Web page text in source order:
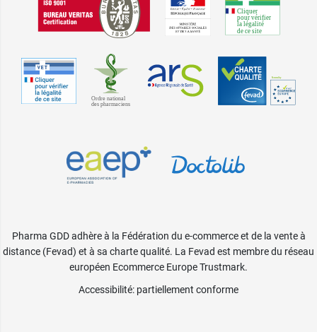
Pharma GDD adhère à la Fédération du e-commerce et de la vente à
distance (Fevad) et à sa charte qualité. La Fevad est membre du réseau
européen Ecommerce Europe Trustmark.
Accessibilité: partiellement conforme